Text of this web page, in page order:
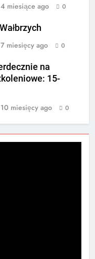
4 miesiące ago 0
7 miesięcy ago 0
na
15-
10 miesięcy ago 0